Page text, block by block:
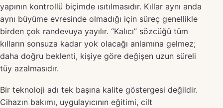
yapının kontrollü biçimde ısıtılmasıdır. Kıllar aynı anda
aynı büyüme evresinde olmadığı için süreç genellikle
birden çok randevuya yayılır. “Kalıcı” sözcüğü tüm
kılların sonsuza kadar yok olacağı anlamına gelmez;
daha doğru beklenti, kişiye göre değişen uzun süreli
tüy azalmasıdır.
Bir teknoloji adı tek başına kalite göstergesi değildir.
Cihazın bakımı, uygulayıcının eğitimi, cilt